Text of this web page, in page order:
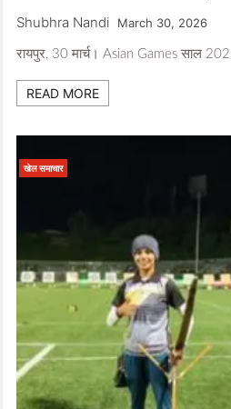
Shubhra Nandi March 30, 2026
रायपुर, 30 मार्च। Asian Games साल
READ MORE
खेल समाचार